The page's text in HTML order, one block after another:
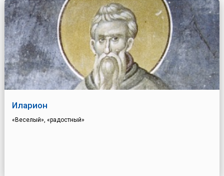
Иларион
«Веселый», «радостный»